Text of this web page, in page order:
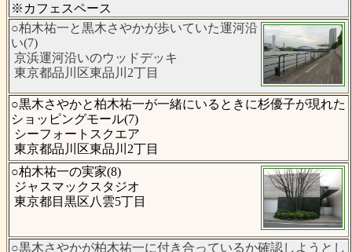
※カフェスペース
○柏木祐一と黒木さやかが歩いていた運河沿
い(7)
京浜運河沿いのウッドデッキ
東京都品川区東品川2丁目
○黒木さやかと柏木祐一が一緒にいるときに杉優子が現れた
ショッピングモール(7)
シーフォートスクエア
東京都品川区東品川2丁目
○柏木祐一の実家(8)
ジャスマックスタジオ
東京都目黒区八雲5丁目
○黒木さやかが柏木祐一に付き合っているか確認しようとし